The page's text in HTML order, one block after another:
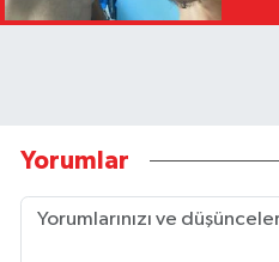
Yorumlar